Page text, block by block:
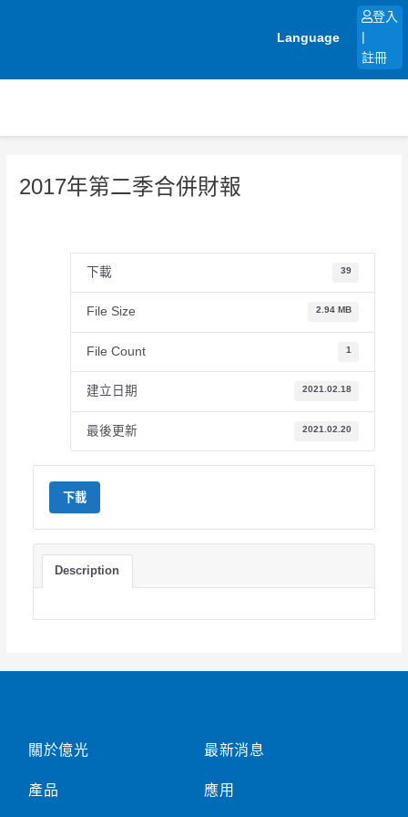
Language
登入
註冊
2017年第二季合併財報
下載 39
File Size 2.94 MB
File Count 1
建立日期 2021.02.18
最後更新 2021.02.20
下載
Description
關於億光
產品
最新消息
應用